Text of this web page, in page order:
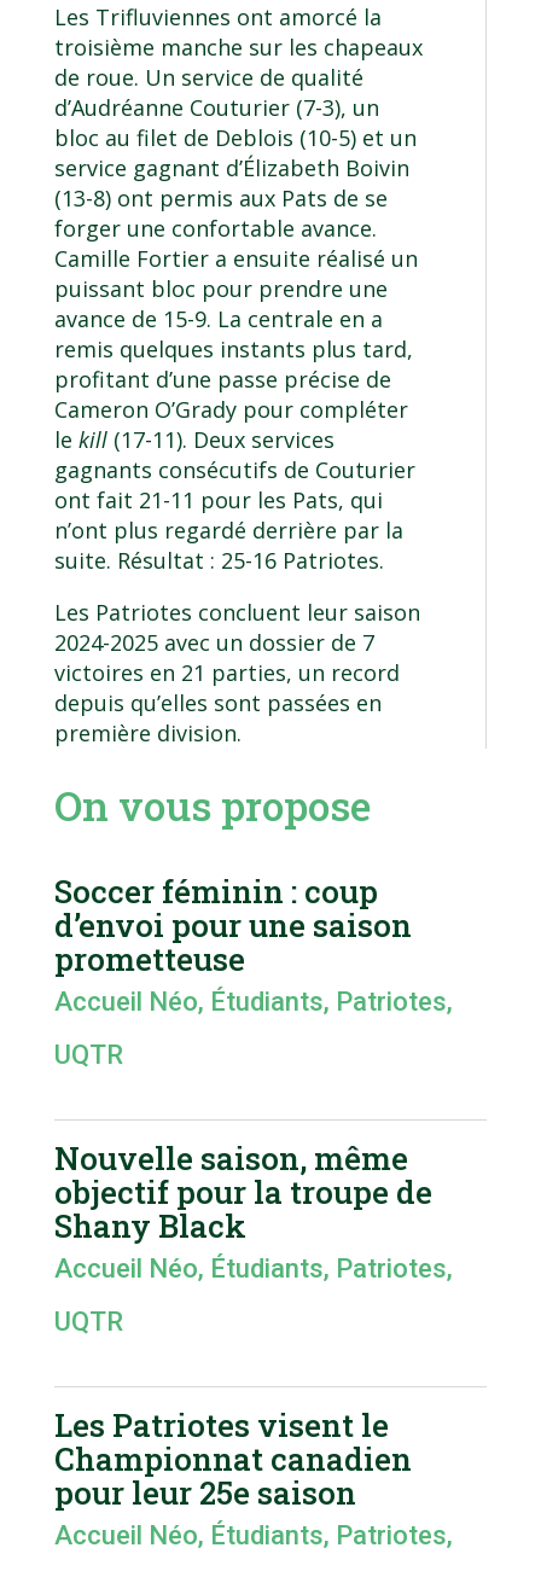
Les Trifluviennes ont amorcé la
troisième manche sur les chapeaux
de roue. Un service de qualité
d’Audréanne Couturier (7-3), un
bloc au filet de Deblois (10-5) et un
service gagnant d’Élizabeth Boivin
(13-8) ont permis aux Pats de se
forger une confortable avance.
Camille Fortier a ensuite réalisé un
puissant bloc pour prendre une
avance de 15-9. La centrale en a
remis quelques instants plus tard,
profitant d’une passe précise de
Cameron O’Grady pour compléter
le kill(17-11). Deux services
gagnants consécutifs de Couturier
ont fait 21-11 pour les Pats, qui
n’ont plus regardé derrière par la
suite. Résultat : 25-16 Patriotes.
Les Patriotes concluent leur saison
2024-2025 avec un dossier de 7
victoires en 21 parties, un record
depuis qu’elles sont passées en
première division.
On vous propose
Soccer féminin : coup
d’envoi pour une saison
prometteuse
Accueil Néo, Étudiants, Patriotes,
UQTR
Nouvelle saison, même
objectif pour la troupe de
Shany Black
Accueil Néo, Étudiants, Patriotes,
UQTR
Les Patriotes visent le
Championnat canadien
pour leur 25e saison
Accueil Néo, Étudiants, Patriotes,